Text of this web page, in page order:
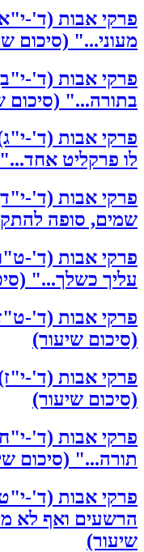
פרקי אבות (ד'-
מעוני..." (סיכום
פרקי אבות (ד'-
בתורה..." (סיכום
פרקי אבות (ד'-
לו פרקליט
פרקי אבות (ד'-
שמים, סופה
פרקי אבות (ד'-
עליך כשלך..."
פרקי אבות (ד'-
(סיכום שיעור)
פרקי אבות (ד'-
(סיכום שיעור)
פרקי אבות (ד'-
תורה..." (סיכום
פרקי אבות (ד'-
הרשעים ואף לא
שיעור)